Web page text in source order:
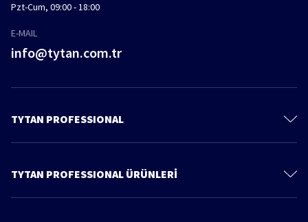
Pzt-Cum, 09:00 - 18:00
E-MAIL
info@tytan.com.tr
TYTAN PROFESSIONAL
Hakkımızda
TYTAN PROFESSIONAL ÜRÜNLERİ